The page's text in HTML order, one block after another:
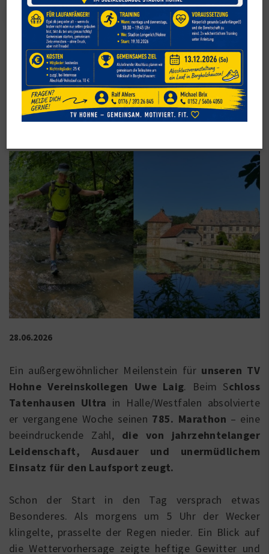
Leichtathletik
785. Marathon – Uwe trotzt Hitze,
Gewitter und Matsch
28.06.2026
Ein außergewöhnlicher Meilenstein für unseren TV
Hohne Vereinskollegen Uwe Laig. Beim Schloss
Tatenhausen Ultra in Halle/Westfalen absolvierte
er vergangene Woche seinen 785. Marathon – eine
beeindruckende Zahl, die von jahrzehntelanger
Leidenschaft, Ausdauer und unermüdlichem
Einsatz für den Laufsport zeugt.
Schon der Start in den Tag versprach etwas
Besonderes. Als morgens um 5 Uhr der Wecker
klingelte, prasselte der Regen nieder. Ein Blick auf
die Wettervorhersage zeigte heftige Gewitter und